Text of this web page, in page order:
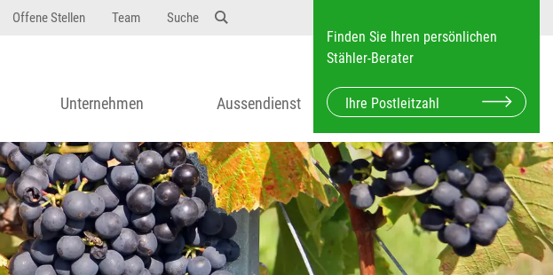
Offene Stellen Team Suche
Finden Sie Ihren persönlichen
Stähler-Berater
Unternehmen Aussendienst